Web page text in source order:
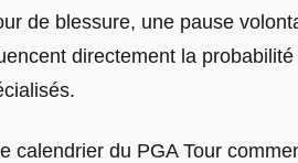
de blessure, une pause
directement la
du PGA Tour